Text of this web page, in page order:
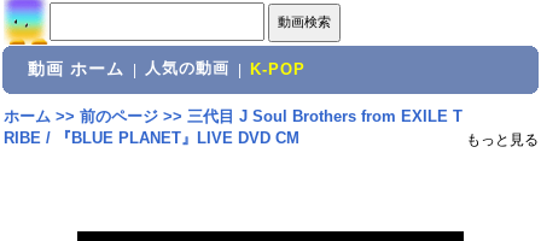
動画 ホーム 人気の動画 K-POP
ホーム>> 前のページ>> 三代目 J Soul Brothers from EXILE T
RIBE / 『BLUE PLANET』LIVE DVD CM
もっと見る